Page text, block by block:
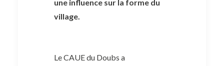
une influence sur la forme du
village.
Le CAUE du Doubs a